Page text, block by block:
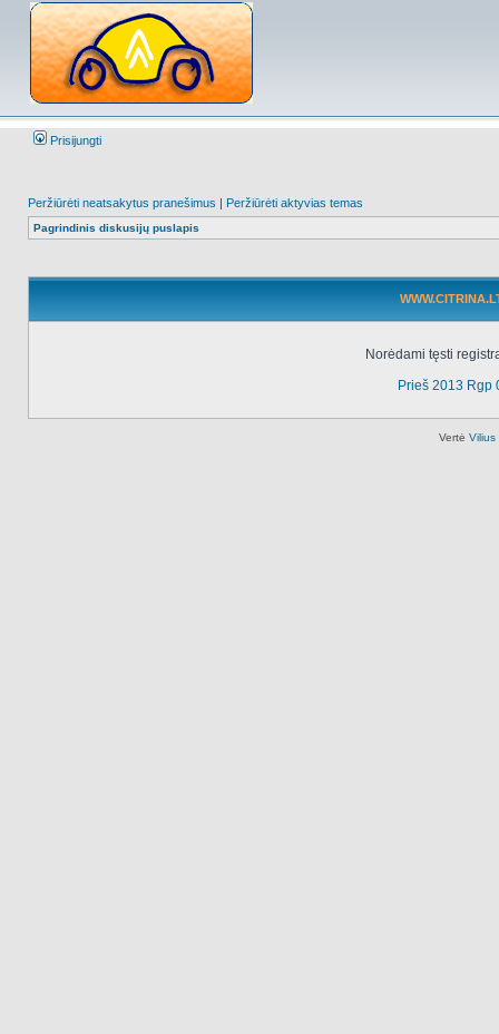
Prisijungti
Peržiūrėti neatsakytus pranešimus | Peržiūrėti aktyvias temas
Pagrindinis diskusijų puslapis
Norėdami tęsti
Prieš 2013 Rgp
Vertė Vilius